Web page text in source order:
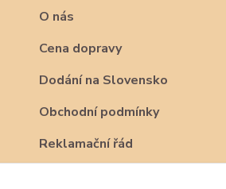
O nás
Cena dopravy
Dodání na Slovensko
Obchodní podmínky
Reklamační řád